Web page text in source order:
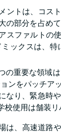
ントは、コス
の部分を占め
スファルトの
ックスは、
の重要な領域
ンをパッチ
なり、緊急時
校使用は舗装
は、高速道路